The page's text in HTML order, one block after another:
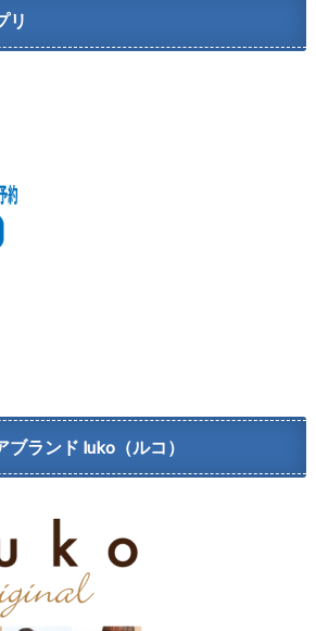
リ
ランド luko（ルコ）